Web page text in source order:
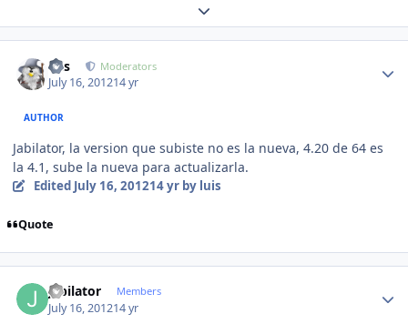
Expand topic overview
luis Moderators
July 16, 201214 yr
AUTHOR
Jabilator, la version que subiste no es la nueva, 4.20 de 64 es
la 4.1, sube la nueva para actualizarla.
Edited July 16, 201214 yrby luis
Quote
jabilator Members
July 16, 201214 yr